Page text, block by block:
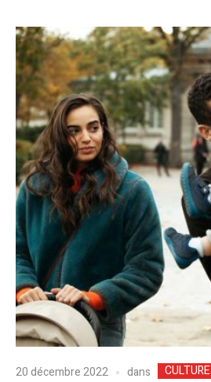
20 décembre 2022 dans CULTURE